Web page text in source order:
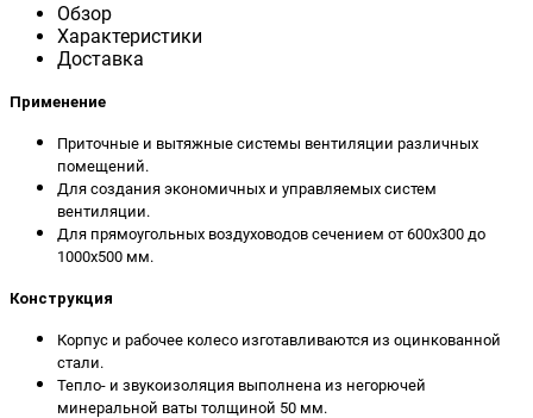
Обзор
Характеристики
Доставка
Применение
Приточные и вытяжные системы вентиляции различных
помещений.
Для создания экономичных и управляемых систем
вентиляции.
Для прямоугольных воздуховодов сечением от 600х300 до
1000х500 мм.
Конструкция
Корпус и рабочее колесо изготавливаются из оцинкованной
стали.
Тепло- и звукоизоляция выполнена из негорючей
минеральной ваты толщиной 50 мм.